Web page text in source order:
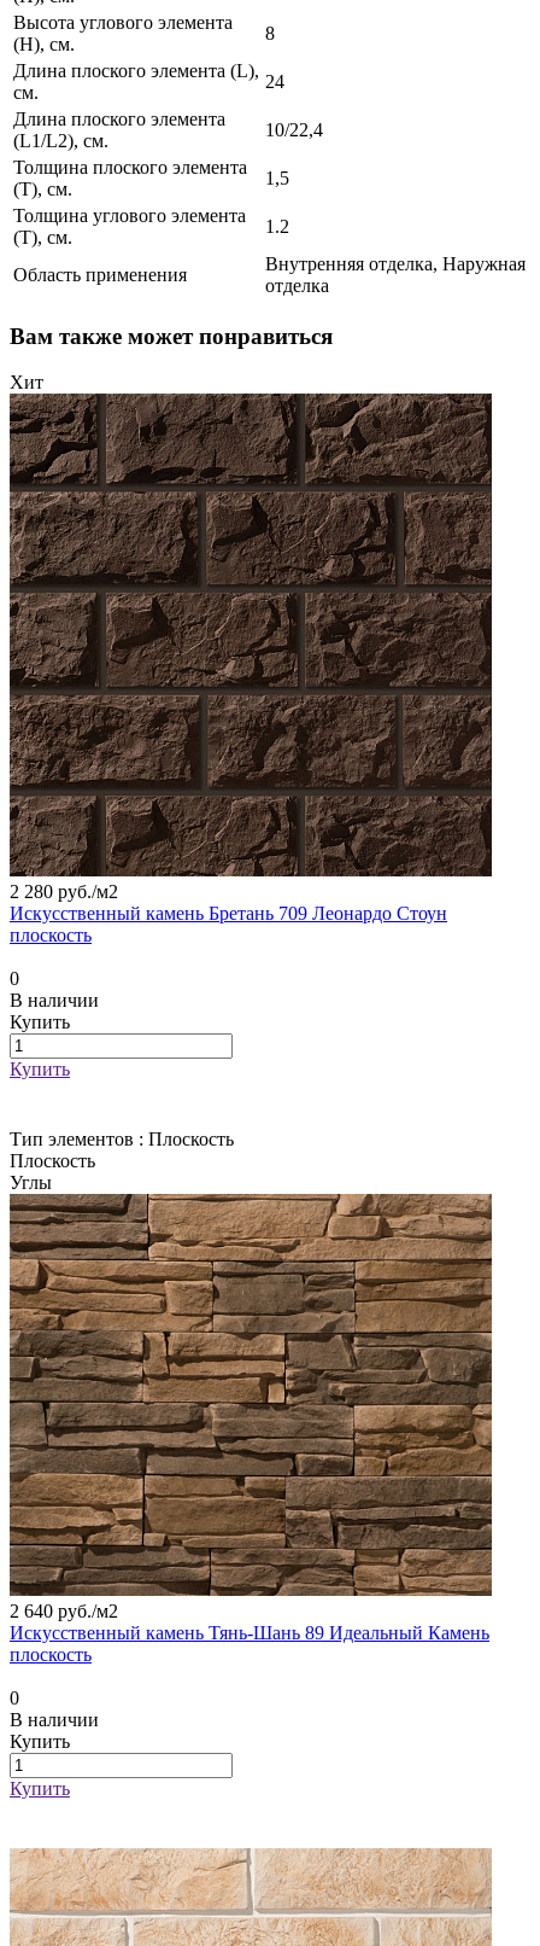
Высота углового элемента
(H), см.
8
Длина плоского элемента (L),
см.
24
Длина плоского элемента
(L1/L2), см.
10/22,4
Толщина плоского элемента
(T), см.
1,5
Толщина углового элемента
(T), см.
1.2
Область применения
Внутренняя отделка, Наружная
отделка
Вам также может понравиться
Хит
2 280 руб./м2
Искусственный камень Бретань 709 Леонардо Стоун
плоскость
0
В наличии
Купить
Купить
Тип элементов : Плоскость
Плоскость
Углы
2 640 руб./м2
Искусственный камень Тянь-Шань 89 Идеальный Камень
плоскость
0
В наличии
Купить
Купить